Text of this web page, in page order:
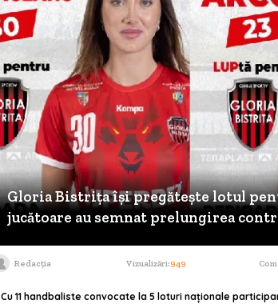
Gloria Bistrița își pregătește lotul
jucătoare au semnat prelungirea
Redacția Vizualizări:949
Cu 11 handbaliste convocate la 5 loturi naționale